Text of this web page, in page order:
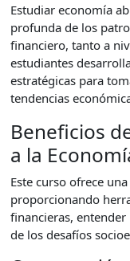
Estudiar economía
profunda de los
financiero, tanto a
estudiantes
estratégicas para
tendencias
Beneficios
a la
Este curso ofrece
proporcionando
financieras,
de los desafíos